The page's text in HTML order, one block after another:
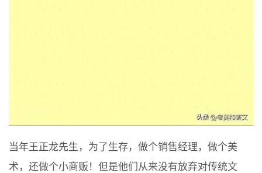
当年王正龙先生，为了生存，做个销售经理，做个美
术，还做个小商贩！但是他们从来没有放弃对传统文